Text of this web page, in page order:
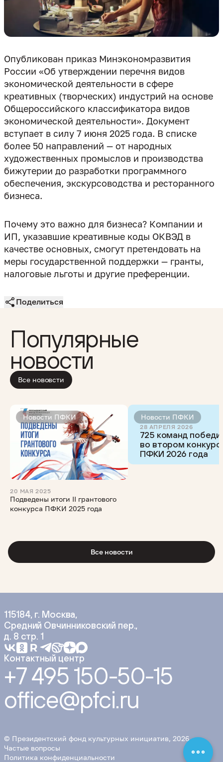
Опубликован приказ Минэкономразвития
России «Об утверждении перечня видов
экономической деятельности в сфере
креативных (творческих) индустрий на основе
Общероссийского классификатора видов
экономической деятельности». Документ
вступает в силу 7 июня 2025 года. В списке
более 50 направлений — от народных
художественных промыслов и производства
бижутерии до разработки программного
обеспечения, экскурсоводства и ресторанного
бизнеса.
Почему это важно для бизнеса? Компании и
ИП, указавшие креативные коды ОКВЭД в
качестве основных, смогут претендовать на
меры государственной поддержки — гранты,
налоговые льготы и другие преференции.
Поделиться
Популярные
новости
Все нововсти
Новости ПФКИ
20 МАЯ 2025
Подведены итоги II грантового
конкурса ПФКИ 2025 года
Новости ПФКИ
28 АПРЕЛЯ 2026
725 команд
во втором
ПФКИ 2026 года
Все новости
115184, г. Москва,
Средний Овчинниковский пер.,
д. 8 стр. 1
Контактный центр
+7 495 150-50-15
office@pfci.ru
© Президентский фонд культурных инициатив, 2026
Частые вопросы
Политика конфиденциальности